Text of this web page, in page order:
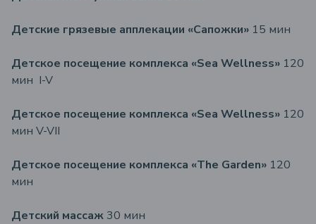
Детские грязевые апплекации «Сапожки» 15 мин
Детское посещение комплекса «Sea Wellness» 120
мин I-V
Детское посещение комплекса «Sea Wellness» 120
мин V-VII
Детское посещение комплекса «The Garden» 120
мин
Детский массаж 30 мин